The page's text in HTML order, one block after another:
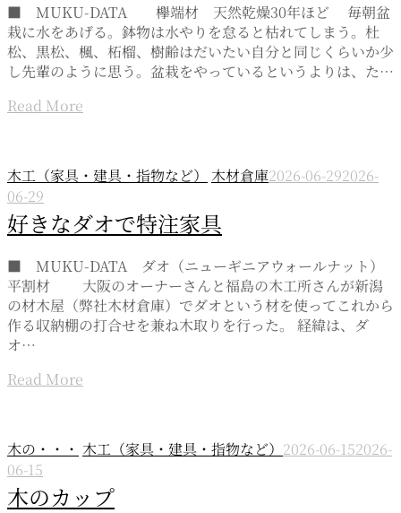
■ MUKU-DATA 欅端材 天然乾燥30年ほど 毎朝盆
栽に水をあげる。鉢物は水やりを怠ると枯れてしまう。杜
松、黒松、楓、柘榴、樹齢はだいたい自分と同じくらいか少
し先輩のように思う。盆栽をやっているというよりは、た…
Read More
木工（家具・建具・指物など） 木材倉庫2026-06-292026-
06-29
好きなダオで特注家具
■ MUKU-DATA ダオ（ニューギニアウォールナット）
平割材 大阪のオーナーさんと福島の木工所さんが新潟
の材木屋（弊社木材倉庫）でダオという材を使ってこれから
作る収納棚の打合せを兼ね木取りを行った。 経緯は、ダ
オ…
Read More
木の・・・ 木工（家具・建具・指物など） 2026-06-152026-
06-15
木のカップ